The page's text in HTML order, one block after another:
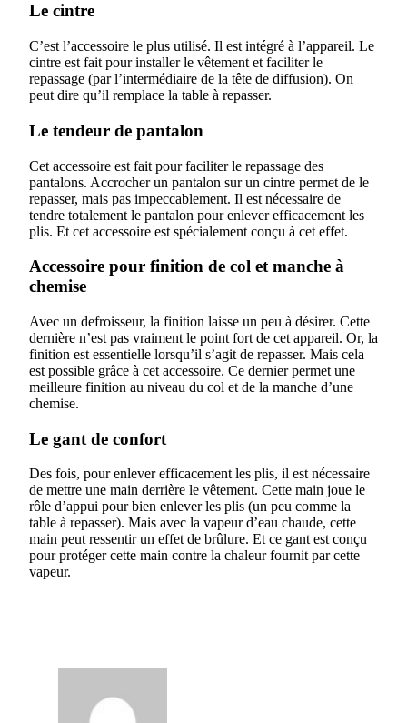
Le cintre
C’est l’accessoire le plus utilisé. Il est intégré à l’appareil. Le
cintre est fait pour installer le vêtement et faciliter le
repassage (par l’intermédiaire de la tête de diffusion). On
peut dire qu’il remplace la table à repasser.
Le tendeur de pantalon
Cet accessoire est fait pour faciliter le repassage des
pantalons. Accrocher un pantalon sur un cintre permet de le
repasser, mais pas impeccablement. Il est nécessaire de
tendre totalement le pantalon pour enlever efficacement les
plis. Et cet accessoire est spécialement conçu à cet effet.
Accessoire pour finition de col et manche à
chemise
Avec un defroisseur, la finition laisse un peu à désirer. Cette
dernière n’est pas vraiment le point fort de cet appareil. Or, la
finition est essentielle lorsqu’il s’agit de repasser. Mais cela
est possible grâce à cet accessoire. Ce dernier permet une
meilleure finition au niveau du col et de la manche d’une
chemise.
Le gant de confort
Des fois, pour enlever efficacement les plis, il est nécessaire
de mettre une main derrière le vêtement. Cette main joue le
rôle d’appui pour bien enlever les plis (un peu comme la
table à repasser). Mais avec la vapeur d’eau chaude, cette
main peut ressentir un effet de brûlure. Et ce gant est conçu
pour protéger cette main contre la chaleur fournit par cette
vapeur.